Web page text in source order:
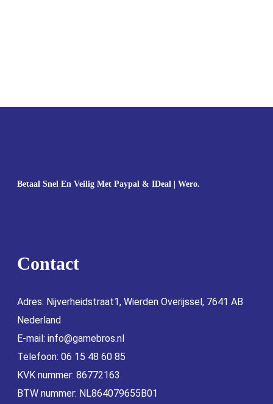
Betaal Snel En Veilig Met Paypal & IDeal | Wero.
Contact
Adres: Nijverheidstraat1, Wierden Overijssel, 7641 AB
Nederland
E-mail: info@gamebros.nl
Telefoon: 06 15 48 60 85
KVK nummer: 86772163
BTW nummer: NL864079655B01